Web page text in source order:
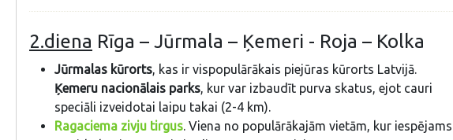
2.diena Rīga – Jūrmala – Ķemeri - Roja – Kolka
Jūrmalas kūrorts, kas ir vispopulārākais piejūras kūrorts Latvijā.
Ķemeru nacionālais parks, kur var izbaudīt purva skatus, ejot cauri
speciāli izveidotai laipu takai (2-4 km).
Ragaciema zivju tirgus. Viena no populārākajām vietām, kur iespējams